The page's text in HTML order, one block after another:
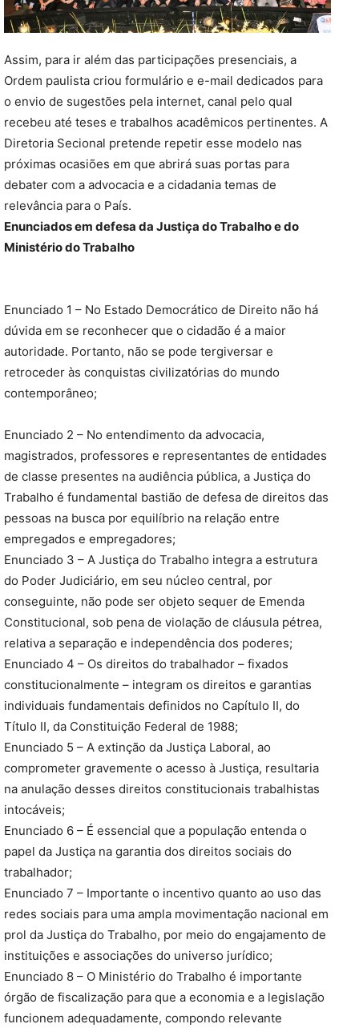
Assim, para ir além das participações presenciais, a
Ordem paulista criou formulário e e-mail dedicados para
o envio de sugestões pela internet, canal pelo qual
recebeu até teses e trabalhos acadêmicos pertinentes. A
Diretoria Secional pretende repetir esse modelo nas
próximas ocasiões em que abrirá suas portas para
debater com a advocacia e a cidadania temas de
relevância para o País.
Enunciados em defesa da Justiça do Trabalho e do
Ministério do Trabalho
Enunciado 1 – No Estado Democrático de Direito não há
dúvida em se reconhecer que o cidadão é a maior
autoridade. Portanto, não se pode tergiversar e
retroceder às conquistas civilizatórias do mundo
contemporâneo;
Enunciado 2 – No entendimento da advocacia,
magistrados, professores e representantes de entidades
de classe presentes na audiência pública, a Justiça do
Trabalho é fundamental bastião de defesa de direitos das
pessoas na busca por equilíbrio na relação entre
empregados e empregadores;
Enunciado 3 – A Justiça do Trabalho integra a estrutura
do Poder Judiciário, em seu núcleo central, por
conseguinte, não pode ser objeto sequer de Emenda
Constitucional, sob pena de violação de cláusula pétrea,
relativa a separação e independência dos poderes;
Enunciado 4 – Os direitos do trabalhador – fixados
constitucionalmente – integram os direitos e garantias
individuais fundamentais definidos no Capítulo II, do
Título II, da Constituição Federal de 1988;
Enunciado 5 – A extinção da Justiça Laboral, ao
comprometer gravemente o acesso à Justiça, resultaria
na anulação desses direitos constitucionais trabalhistas
intocáveis;
Enunciado 6 – É essencial que a população entenda o
papel da Justiça na garantia dos direitos sociais do
trabalhador;
Enunciado 7 – Importante o incentivo quanto ao uso das
redes sociais para uma ampla movimentação nacional em
prol da Justiça do Trabalho, por meio do engajamento de
instituições e associações do universo jurídico;
Enunciado 8 – O Ministério do Trabalho é importante
órgão de fiscalização para que a economia e a legislação
funcionem adequadamente, compondo relevante